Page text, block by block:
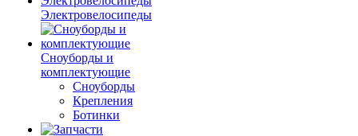
Электровелосипеды
Cноуборды и
комплектующие
Сноуборды
Крепления
Ботинки